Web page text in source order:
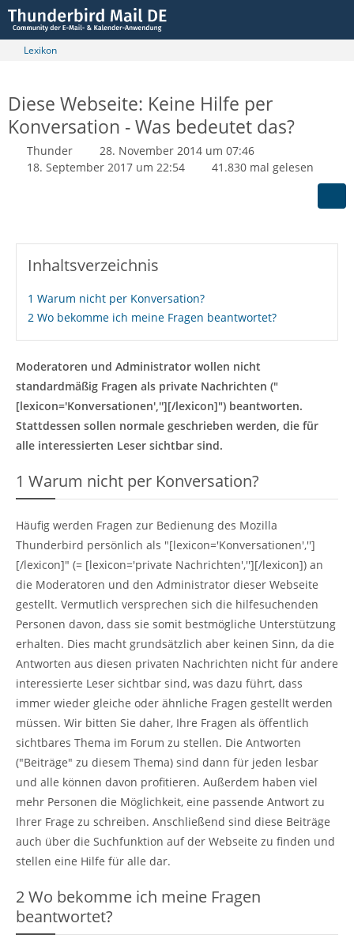
Lexikon
Diese Webseite: Keine Hilfe per
Konversation - Was bedeutet das?
Thunder
28. November 2014 um 07:46
18. September 2017 um 22:54
41.830 mal gelesen
Inhaltsverzeichnis
1 Warum nicht per Konversation?
2 Wo bekomme ich meine Fragen beantwortet?
Moderatoren und Administrator wollen nicht
standardmäßig Fragen als private Nachrichten ("
[lexicon='Konversationen',''][/lexicon]") beantworten.
Stattdessen sollen normale geschrieben werden, die für
alle interessierten Leser sichtbar sind.
1 Warum nicht per Konversation?
Häufig werden Fragen zur Bedienung des Mozilla
Thunderbird persönlich als "[lexicon='Konversationen','']
[/lexicon]" (= [lexicon='private Nachrichten',''][/lexicon]) an
die Moderatoren und den Administrator dieser Webseite
gestellt. Vermutlich versprechen sich die hilfesuchenden
Personen davon, dass sie somit bestmögliche Unterstützung
erhalten. Dies macht grundsätzlich aber keinen Sinn, da die
Antworten aus diesen privaten Nachrichten nicht für andere
interessierte Leser sichtbar sind, was dazu führt, dass
immer wieder gleiche oder ähnliche Fragen gestellt werden
müssen. Wir bitten Sie daher, Ihre Fragen als öffentlich
sichtbares Thema im Forum zu stellen. Die Antworten
("Beiträge" zu diesem Thema) sind dann für jeden lesbar
und alle können davon profitieren. Außerdem haben viel
mehr Personen die Möglichkeit, eine passende Antwort zu
Ihrer Frage zu schreiben. Anschließend sind diese Beiträge
auch über die Suchfunktion auf der Webseite zu finden und
stellen eine Hilfe für alle dar.
2Wo bekomme ich meine Fragen
beantwortet?